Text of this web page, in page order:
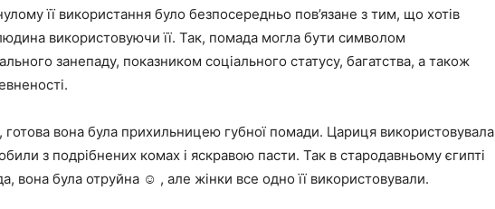
її використання було безпосередньо пов’язане з тим, що хотів
використовуючи її. Так, помада могла бути символом
занепаду, показником соціального статусу, багатства, а також
готова вона була прихильницею губної помади. Цариця використовувала
з подрібнених комах і яскравою пасти. Так в стародавньому єгипті
вона була отруйна ☺️ , але жінки все одно її використовували.